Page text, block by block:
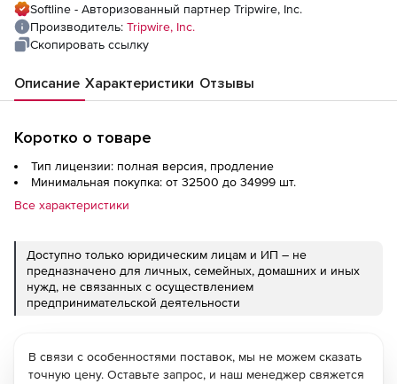
Softline - Авторизованный партнер Tripwire, Inc.
Производитель: Tripwire, Inc.
Скопировать ссылку
Описание Характеристики Отзывы
Коротко о товаре
Тип лицензии: полная версия, продление
Минимальная покупка: от 32500 до 34999 шт.
Все характеристики
Доступно только юридическим лицам и ИП – не
предназначено для личных, семейных, домашних и иных
нужд, не связанных с осуществлением
предпринимательской деятельности
В связи с особенностями поставок, мы не можем сказать
точную цену. Оставьте запрос, и наш менеджер свяжется